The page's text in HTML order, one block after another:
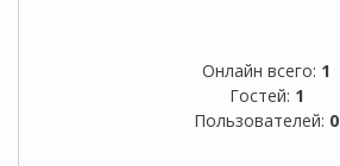
Онлайн всего: 1
Гостей: 1
Пользователей: 0